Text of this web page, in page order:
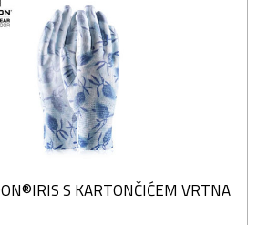
S KARTONČIĆEM VRTNA